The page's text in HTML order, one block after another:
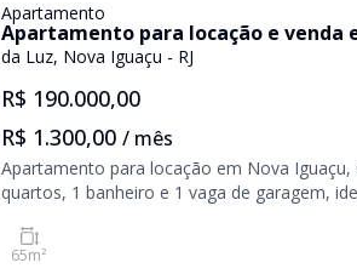
Apartamento
Apartamento para locação e venda
Iguaçu próximo da UNIG
da Luz, Nova Iguaçu - RJ
R$ 190.000,00
R$ 1.300,00 / mês
Apartamento para locação em Nova Iguaçu,
quartos, 1 banheiro e 1 vaga de garagem,
a dia. O imóvel possui sala ampla e arejada, cozinha
funcional e ambientes bem distribuídos,
65m²